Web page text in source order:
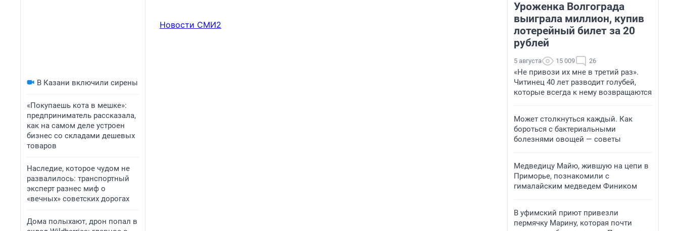
В Казани включили сирены
«Покупаешь кота в мешке»:
предприниматель рассказала,
как на самом деле устроен
бизнес со складами дешевых
товаров
Наследие, которое чудом не
развалилось: транспортный
эксперт разнес миф о
«вечных» советских дорогах
Дома полыхают, дрон попал в
Новости СМИ2
Уроженка Волгограда
выиграла миллион, купив
лотерейный билет за 20
рублей
5 августа 15 009 26
«Не привози их мне в третий раз».
Читинец 40 лет разводит голубей,
которые всегда к нему возвращаются
Может столкнуться каждый. Как
бороться с бактериальными
болезнями овощей — советы
Медведицу Майю, жившую на цепи в
Приморье, познакомили с
гималайским медведем Фиником
В уфимский приют привезли
пермячку Марину, которая почти